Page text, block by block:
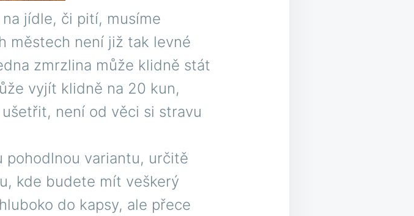
jídle, či pití, musíme
městech není již tak levné
zmrzlina může klidně stát
vyjít klidně na 20 kun,
není od věci si stravu
pohodlnou variantu, určitě
kde budete mít veškerý
do kapsy, ale přece